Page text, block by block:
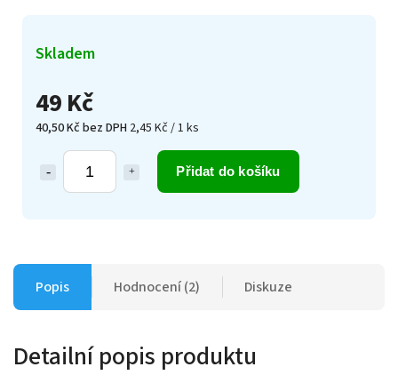
49 Kč
40,50 Kč bez DPH 2,45 Kč / 1 ks
Přidat do košíku
Skladem
Popis Hodnocení (2) Diskuze
Detailní popis produktu